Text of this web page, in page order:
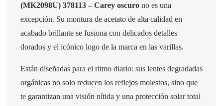
(MK2098U) 378113 – Carey oscuro no es una
excepción. Su montura de acetato de alta calidad en
acabado brillante se fusiona con delicados detalles
dorados y el icónico logo de la marca en las varillas.
Están diseñadas para el ritmo diario: sus lentes degradadas
orgánicas no solo reducen los reflejos molestos, sino que
te garantizan una visión nítida y una protección solar total